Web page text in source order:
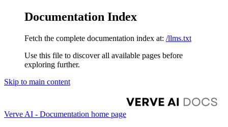
Documentation Index
Fetch the complete documentation index at: /llms.txt
Use this file to discover all available pages before
exploring further.
Skip to main content
Verve AI - Documentation home page